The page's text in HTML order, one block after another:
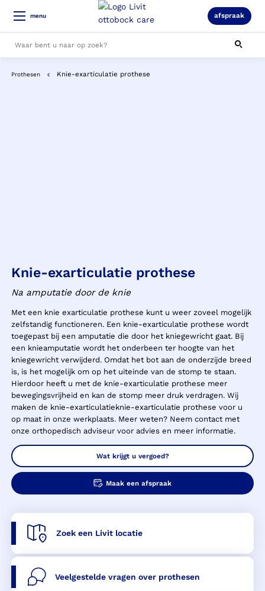
menu afspraak
Alle resultaten
Prothesen Knie-exarticulatie prothese
Knie-exarticulatie prothese
Na amputatie door de knie
Met een knie exarticulatie prothese kunt u weer zoveel mogelijk
zelfstandig functioneren. Een knie-exarticulatie prothese wordt
toegepast bij een amputatie die door het kniegewricht gaat. Bij
een knieamputatie wordt het onderbeen ter hoogte van het
kniegewricht verwijderd. Omdat het bot aan de onderzijde breed
is, is het mogelijk om op het uiteinde van de stomp te staan.
Hierdoor heeft u met de knie-exarticulatie prothese meer
bewegingsvrijheid en kan de stomp meer druk verdragen. Wij
maken de knie-exarticulatieknie-exarticulatie prothese voor u
op maat in onze werkplaats. Meer weten? Neem contact met
onze orthopedisch adviseur voor advies en meer informatie.
Wat krijgt u vergoed?
Maak een afspraak
Zoek een Livit locatie
Veelgestelde vragen over prothesen